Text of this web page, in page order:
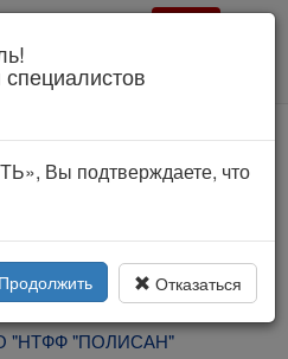
Вы подтверждаете, что
Отказаться
"НТФФ "ПОЛИСАН"